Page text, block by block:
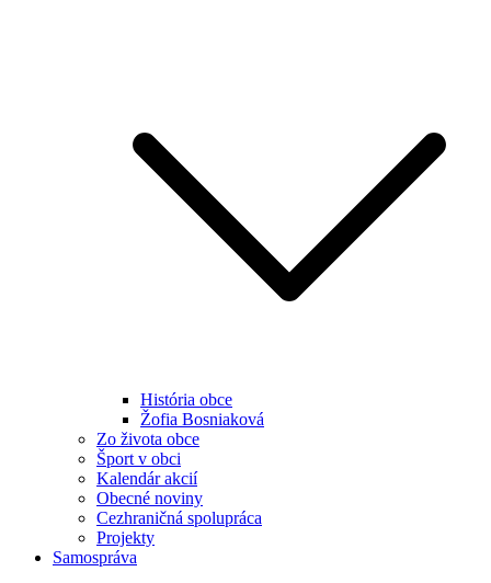
História obce
Žofia Bosniaková
Zo života obce
Šport v obci
Kalendár akcií
Obecné noviny
Cezhraničná spolupráca
Projekty
Samospráva